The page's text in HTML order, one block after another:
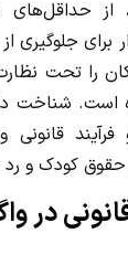
از
برای جلوگیری
را تحت
است. شناخت
قانونی
حقوق کودک و
در